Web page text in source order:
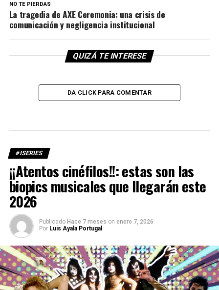
NO TE PIERDAS
La tragedia de AXE Ceremonia: una crisis de
comunicación y negligencia institucional
QUIZÁ TE INTERESE
DA CLICK PARA COMENTAR
#ISERIES
¡¡Atentos cinéfilos!!: estas son las
biopics musicales que llegarán este
2026
Publicado Hace 7 meses on enero 7, 2026
Por Luis Ayala Portugal